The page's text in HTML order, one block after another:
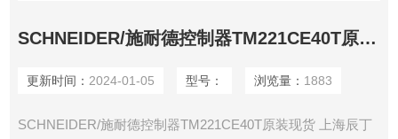
SCHNEIDER/施耐德控制器TM221CE40T原装现货
更新时间： 2024-01-05 型号： 浏览量： 1883
SCHNEIDER/施耐德控制器TM221CE40T原装现货 上海辰丁